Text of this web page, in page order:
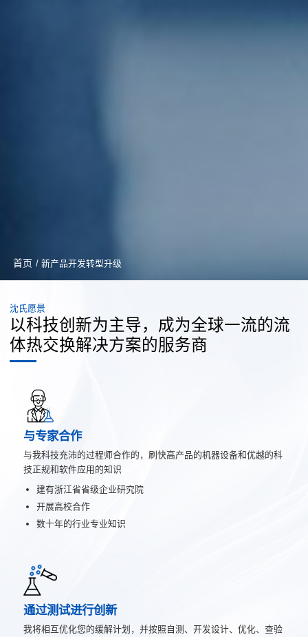
首页 / 新产品开发转型升级
沈氏愿景
以科技创新为主导，成为全球一流的流
体热交换解决方案的服务商
与专家合作
与我科技充沛的过程师合作的，刷快高产品的机器设备和优越的科
技正规和软件应用的知识
建有浙江省省级企业研究院
开展高校合作
数十年的行业专业知识
通过测试进行创新
我将相互优化您的缓解计划，并按照自测、开发设计、优化、查验